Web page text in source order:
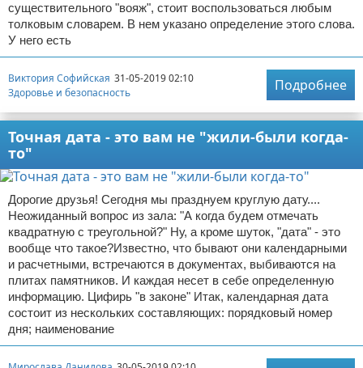
существительного "вояж", стоит воспользоваться любым
толковым словарем. В нем указано определение этого слова.
У него есть
Виктория Софийская 31-05-2019 02:10
Здоровье и безопасность
Подробнее
Точная дата - это вам не "жили-были когда-
то"
Дорогие друзья! Сегодня мы празднуем круглую дату....
Неожиданный вопрос из зала: "А когда будем отмечать
квадратную с треугольной?" Ну, а кроме шуток, "дата" - это
вообще что такое?Известно, что бывают они календарными
и расчетными, встречаются в документах, выбиваются на
плитах памятников. И каждая несет в себе определенную
информацию. Цифирь "в законе" Итак, календарная дата
состоит из нескольких составляющих: порядковый номер
дня; наименование